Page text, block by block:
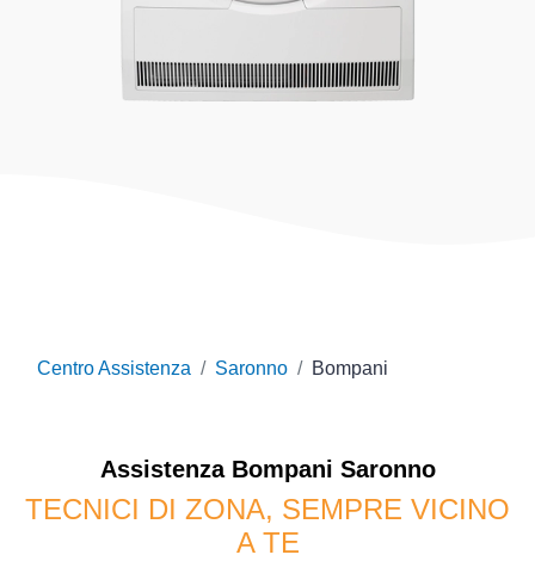
Centro Assistenza Saronno Bompani
Assistenza Bompani Saronno
TECNICI DI ZONA, SEMPRE VICINO
A TE